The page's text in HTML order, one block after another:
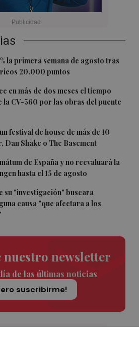
la primera semana de agosto tras
20.000 puntos
en más de dos meses el tiempo
CV-560 por las obras del puente
festival de house de más de 10
Dan Shake o The Basement
de España y no reevaluará la
hasta el 15 de agosto
su "investigación" buscara
causa "que afectara a los
nuestro newsletter
de las últimas noticias
suscribirme!